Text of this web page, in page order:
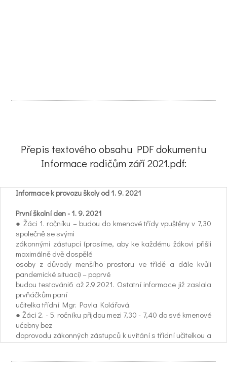
Přepis textového obsahu PDF dokumentu
Informace rodičům září 2021.pdf:
Informace k provozu školy od 1. 9. 2021
První školní den - 1. 9. 2021
● Žáci 1. ročníku – budou do kmenové třídy vpuštěny v 7,30
společně se svými
zákonnými zástupci (prosíme, aby ke každému žákovi přišli
maximálně dvě dospělé
osoby z důvody menšího prostoru ve třídě a dále kvůli
pandemické situaci) – poprvé
budou testováni6 až 2.9.2021. Ostatní informace již zaslala
prvňáčkům paní
učitelka třídní Mgr. Pavla Kolářová.
● Žáci 2. - 5. ročníku přijdou mezi 7,30 - 7,40 do své kmenové
učebny bez
doprovodu zákonných zástupců k uvítání s třídní učitelkou a
spolužáky, otestují